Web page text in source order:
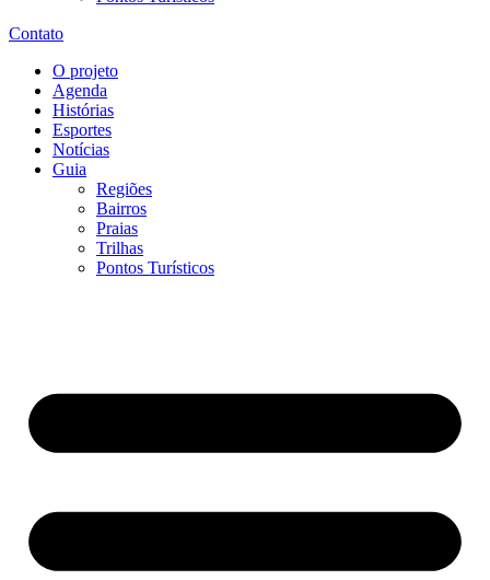
Contato
O projeto
Agenda
Histórias
Esportes
Notícias
Guia
Regiões
Bairros
Praias
Trilhas
Pontos Turísticos